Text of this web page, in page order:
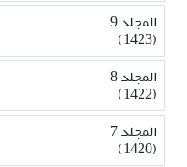
المجلد 9
(1423)
المجلد 8
(1422)
المجلد 7
(1420)